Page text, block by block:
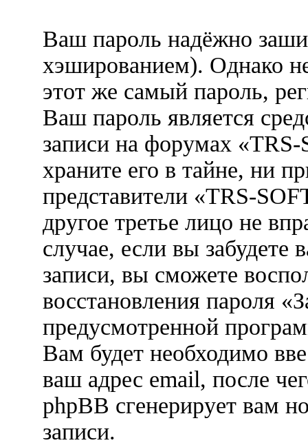
Ваш пароль надёжно
хэшированием). Однако
этот же самый пароль,
Ваш пароль является
записи на форумах
храните его в тайне, ни
представители «TRS-
другое третье лицо не
случае, если вы
записи, вы сможете
восстановления пароля
предусмотренной
Вам будет необходимо
ваш адрес email, после
phpBB сгенерирует вам
записи.